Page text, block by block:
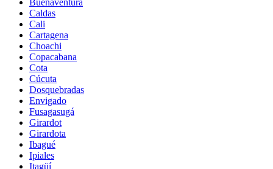
Buenaventura
Caldas
Cali
Cartagena
Choachi
Copacabana
Cota
Cúcuta
Dosquebradas
Envigado
Fusagasugá
Girardot
Girardota
Ibagué
Ipiales
Itagüí